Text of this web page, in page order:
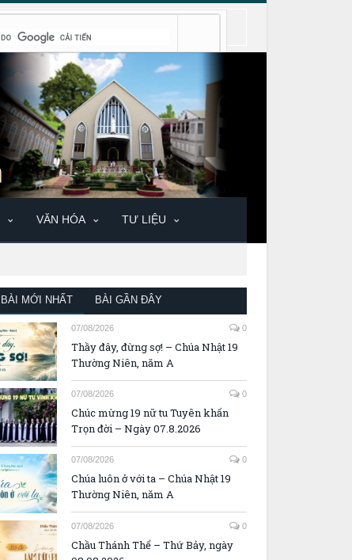
VĂN HÓA TƯ LIỆU
BÀI MỚI NHẤT BÀI GẦN ĐÂY
07/08/2026 0
Thầy đây, đừng sợ! – Chúa Nhật 19
Thường Niên, năm A
07/08/2026 0
Chúc mừng 19 nữ tu Tuyên khấn
Trọn đời – Ngày 07.8.2026
07/08/2026 0
Chúa luôn ở với ta – Chúa Nhật 19
Thường Niên, năm A
07/08/2026 0
Chầu Thánh Thể – Thứ Bảy, ngày